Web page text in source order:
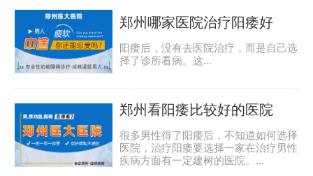
郑州哪家医院治疗阳痿好
阳痿后，没有去医院治疗，而是自己选
择了诊所看病。这...
郑州看阳痿比较好的医院
很多男性得了阳痿后，不知道如何选择
医院，治疗阳痿要选择一家在治疗男性
疾病方面有一定建树的医院。...